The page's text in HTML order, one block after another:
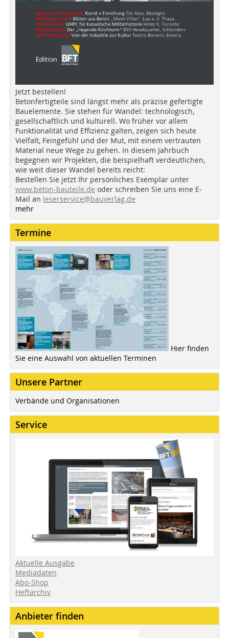
Jetzt bestellen!
Betonfertigteile sind längst mehr als präzise gefertigte
Bauelemente. Sie stehen für Wandel: technologisch,
gesellschaftlich und kulturell. Wo früher vor allem
Funktionalität und Effizienz galten, zeigen sich heute
Vielfalt, Feingefühl und der Mut, mit einem vertrauten
Material neue Wege zu gehen. In diesem Jahrbuch
begegnen wir Projekten, die beispielhaft verdeutlichen,
wie weit dieser Wandel bereits reicht:
Bestellen Sie jetzt Ihr persönliches Exemplar unter
www.beton-bauteile.de oder schreiben Sie uns eine E-
Mail an leserservice@bauverlag.de
mehr
Termine
Hier finden
Sie eine Auswahl von aktuellen Terminen
Unsere Partner
Verbände und Organisationen
Service
Aktuelle Ausgabe
Mediadaten
Abo-Shop
Heftarchiv
Anbieter finden